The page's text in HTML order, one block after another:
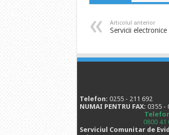
Articolul anterior
Servicii electronice
Telefon: 0255 - 211 692
NUMAI PENTRU FAX: 0355 -
0800 41
Serviciul Comunitar de